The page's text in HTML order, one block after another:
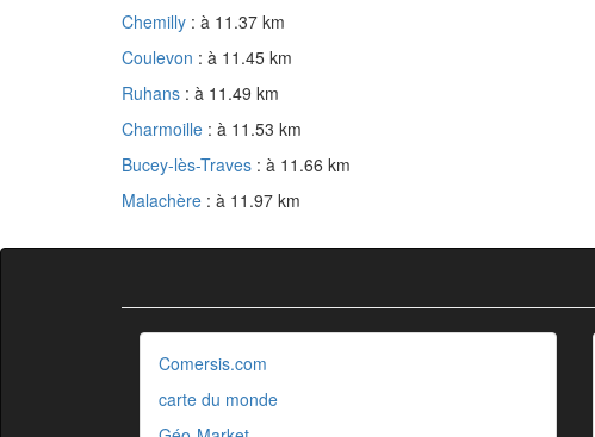
Chemilly : à 11.37 km
Coulevon : à 11.45 km
Ruhans : à 11.49 km
Charmoille : à 11.53 km
Bucey-lès-Traves : à 11.66 km
Malachère : à 11.97 km
Comersis.com
carte du monde